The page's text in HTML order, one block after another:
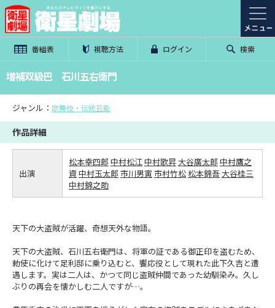
番組表 視聴方法 ログイン 検索
増補双級巴 石川五右衛門
ジャンル： 歌舞伎・伝統芸能
作品詳細
出演
松本幸四郎 中村松江中村歌昇大谷廣太郎 中村鷹之
資中村玉太郎 市川男寅市村竹松松本錦吾大谷桂三
中村錦之助
天下の大盗賊が活躍、奇想天外な物語。
天下の大盗賊、石川五右衛門は、将軍の証である御正印を盗むため、
勅使に化けて足利邸に乗り込むと、饗応役として現れた此下久吉と遭
遇します。実は二人は、かつて同じ盗賊仲間であった幼馴染み。久し
ぶりの再会を懐かしむ二人ですが…。